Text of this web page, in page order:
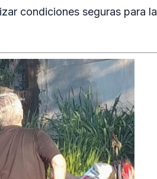
condiciones seguras para la